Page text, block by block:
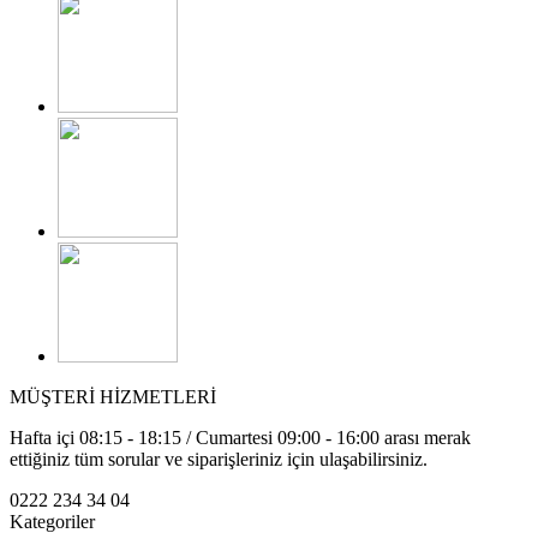
MÜŞTERİ HİZMETLERİ
Hafta içi 08:15 - 18:15 / Cumartesi 09:00 - 16:00 arası merak
ettiğiniz tüm sorular ve siparişleriniz için ulaşabilirsiniz.
0222 234 34 04
Kategoriler